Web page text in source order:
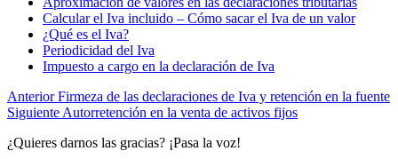
Calcular el Iva incluido – Cómo sacar el Iva de un valor
¿Qué es el Iva?
Periodicidad del Iva
Impuesto a cargo en la declaración de Iva
Anterior Firmeza de las declaraciones de Iva y retención en la fuente
Siguiente Autorretención en la venta de activos fijos
¿Quieres darnos las gracias? ¡Pasa la voz!